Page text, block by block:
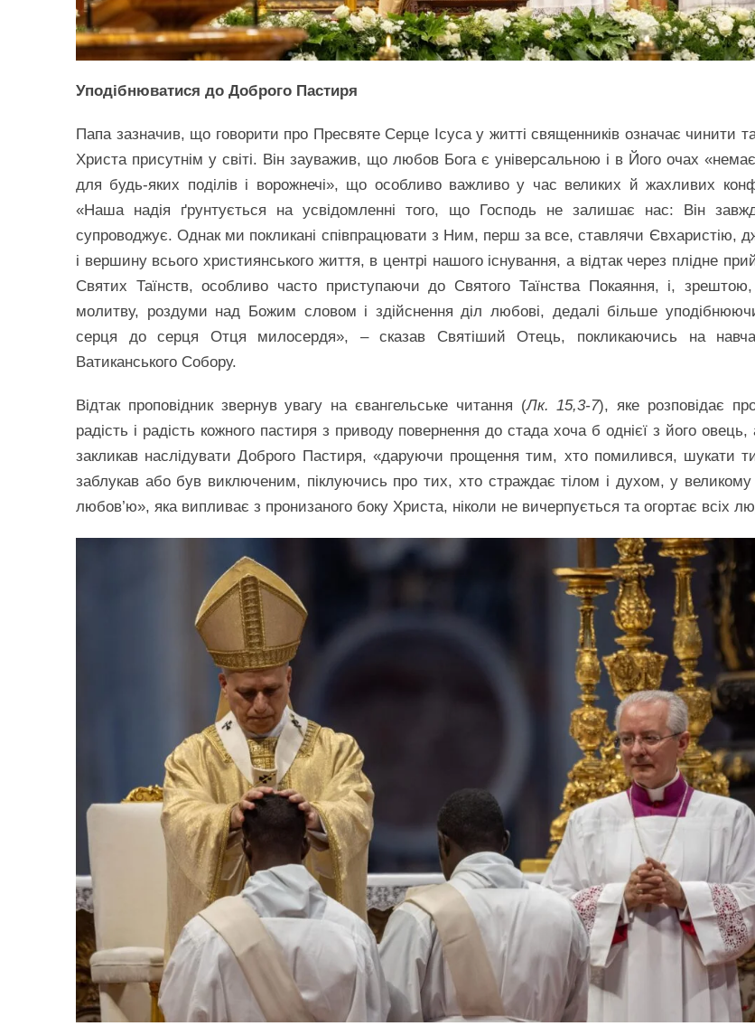
Уподібнюватися до Доброго Пастиря
Папа зазначив, що говорити про Пресвяте Серце Ісуса у житті священників означає чинити
Христа присутнім у світі. Він зауважив, що любов Бога є універсальною і в Його очах
для будь-яких поділів і ворожнечі», що особливо важливо у час великих й жахливих
«Наша надія ґрунтується на усвідомленні того, що Господь не залишає нас: Він
супроводжує. Однак ми покликані співпрацювати з Ним, перш за все, ставлячи Євхаристію,
і вершину всього християнського життя, в центрі нашого існування, а відтак через плідне
Святих Таїнств, особливо часто приступаючи до Святого Таїнства Покаяння, і,
молитву, роздуми над Божим словом і здійснення діл любові, дедалі більше
серця до серця Отця милосердя», – сказав Святіший Отець, покликаючись на
Ватиканського Собору.
Відтак проповідник звернув увагу на євангельське читання (Лк. 15,3-7), яке розповідає
радість і радість кожного пастиря з приводу повернення до стада хоча б однієї з його
закликав наслідувати Доброго Пастиря, «даруючи прощення тим, хто помилився, шукати
заблукав або був виключеним, піклуючись про тих, хто страждає тілом і духом, у великому
любов’ю», яка випливає з пронизаного боку Христа, ніколи не вичерпується та огортає всіх